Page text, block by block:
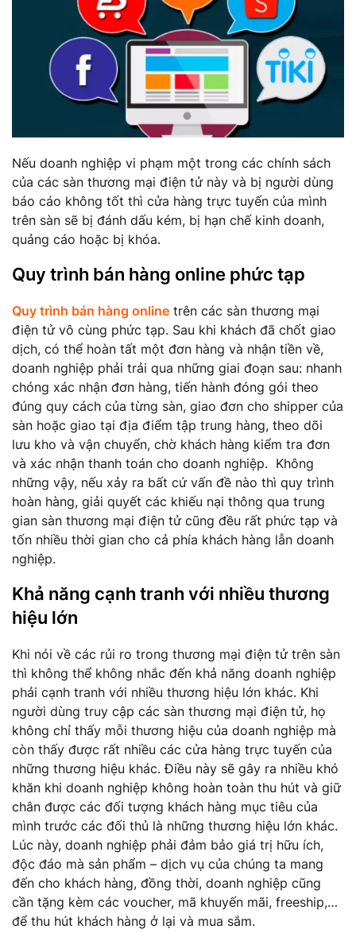
Nếu doanh nghiệp vi phạm một trong các chính sách
của các sàn thương mại điện tử này và bị người dùng
báo cáo không tốt thì cửa hàng trực tuyến của mình
trên sàn sẽ bị đánh dấu kém, bị hạn chế kinh doanh,
quảng cáo hoặc bị khóa.
Quy trình bán hàng online phức tạp
Quy trình bán hàng online trên các sàn thương mại
điện tử vô cùng phức tạp. Sau khi khách đã chốt giao
dịch, có thể hoàn tất một đơn hàng và nhận tiền về,
doanh nghiệp phải trải qua những giai đoạn sau: nhanh
chóng xác nhận đơn hàng, tiến hành đóng gói theo
đúng quy cách của từng sàn, giao đơn cho shipper của
sàn hoặc giao tại địa điểm tập trung hàng, theo dõi
lưu kho và vận chuyển, chờ khách hàng kiểm tra đơn
và xác nhận thanh toán cho doanh nghiệp. Không
những vậy, nếu xảy ra bất cứ vấn đề nào thì quy trình
hoàn hàng, giải quyết các khiếu nại thông qua trung
gian sàn thương mại điện tử cũng đều rất phức tạp và
tốn nhiều thời gian cho cả phía khách hàng lẫn doanh
nghiệp.
Khả năng cạnh tranh với nhiều thương
hiệu lớn
Khi nói về các rủi ro trong thương mại điện tử trên sàn
thì không thể không nhắc đến khả năng doanh nghiệp
phải cạnh tranh với nhiều thương hiệu lớn khác. Khi
người dùng truy cập các sàn thương mại điện tử, họ
không chỉ thấy mỗi thương hiệu của doanh nghiệp mà
còn thấy được rất nhiều các cửa hàng trực tuyến của
những thương hiệu khác. Điều này sẽ gây ra nhiều khó
khăn khi doanh nghiệp không hoàn toàn thu hút và giữ
chân được các đối tượng khách hàng mục tiêu của
mình trước các đối thủ là những thương hiệu lớn khác.
Lúc này, doanh nghiệp phải đảm bảo giá trị hữu ích,
độc đáo mà sản phẩm – dịch vụ của chúng ta mang
đến cho khách hàng, đồng thời, doanh nghiệp cũng
cần tặng kèm các voucher, mã khuyến mãi, freeship,…
để thu hút khách hàng ở lại và mua sắm.